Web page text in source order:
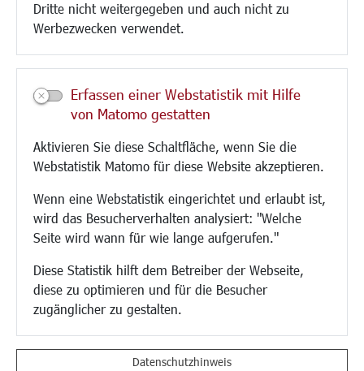
Dritte nicht weitergegeben und auch nicht zu
Werbezwecken verwendet.
Erfassen einer Webstatistik mit Hilfe
von Matomo gestatten
Aktivieren Sie diese Schaltfläche, wenn Sie die
Webstatistik Matomo für diese Website akzeptieren.
Wenn eine Webstatistik eingerichtet und erlaubt ist,
wird das Besucherverhalten analysiert: "Welche
Seite wird wann für wie lange aufgerufen."
Diese Statistik hilft dem Betreiber der Webseite,
diese zu optimieren und für die Besucher
zugänglicher zu gestalten.
Datenschutzhinweis
CINDY S
Kultur/Freizeit/Tourismus
Veranstaltungen
Neue Stadthalle Langen
Bäder
Musikschule
Stadtbücherei
Stadtarchiv
Museen
Hotels/Unterkünfte
Gastronomie
Kunstszene
Vereine und Institutionen